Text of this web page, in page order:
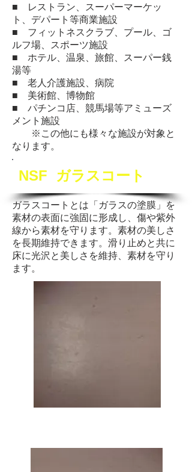
■ レストラン、スーパーマーケッ
ト、デパート等商業施設
■ フィットネスクラブ、プール、ゴ
ルフ場、スポーツ施設
■ ホテル、温泉、旅館、スーパー銭
湯等
■ 老人介護施設、病院
■ 美術館、博物館
■ パチンコ店、競馬場等アミューズ
メント施設
※この他にも様々な施設が対象と
なります。
NSF ガラスコート
ガラスコートとは「ガラスの塗膜」を
素材の表面に強固に形成し、 傷や紫外
線から素材を守ります。 素材の美しさ
を長期維持できます。滑り止めと共に
床に光沢と美しさを維持、素材を守り
ます。